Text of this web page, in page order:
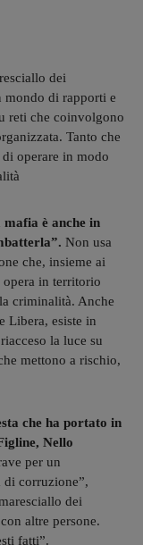
dei
mondo di rapporti e
reti che coinvolgono
Tanto che
operare in modo
è anche in
Non usa
che, insieme ai
in territorio
criminalità. Anche
Libera, esiste in
la luce su
mettono a rischio,
che ha portato in
Nello
per un
corruzione”,
dei
altre persone.
fatti”.